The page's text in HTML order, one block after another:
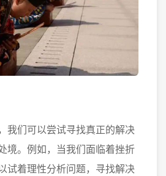
们可以尝试寻找真正的解决
境。例如，当我们面临着挫折
试着理性分析问题，寻找解决